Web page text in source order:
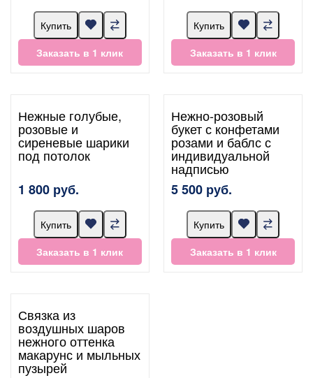
Купить
Заказать в 1 клик
Купить
Заказать в 1 клик
Нежные голубые,
розовые и
сиреневые шарики
под потолок
1 800 руб.
Купить
Заказать в 1 клик
Нежно-розовый
букет с конфетами
розами и баблс с
индивидуальной
надписью
5 500 руб.
Купить
Заказать в 1 клик
Связка из
воздушных шаров
нежного оттенка
макарунс и мыльных
пузырей